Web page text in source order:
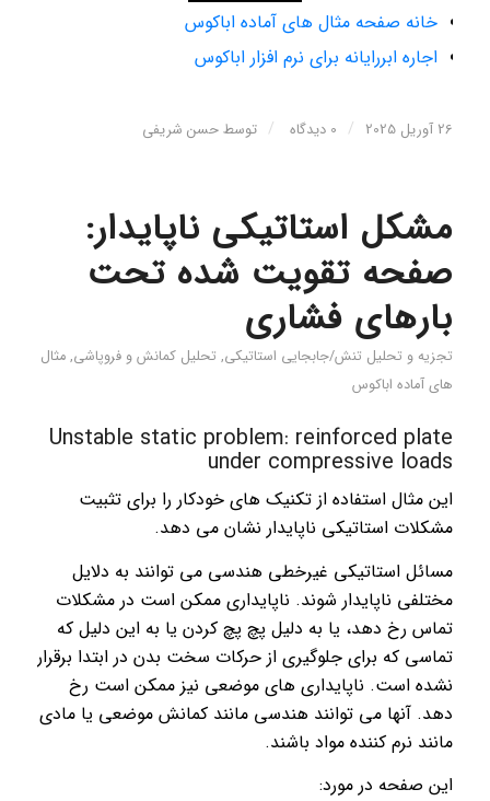
خانه صفحه مثال های آماده اباکوس
اجاره ابررایانه برای نرم افزار اباکوس
26 آوریل 2025 / 0 دیدگاه / توسطحسن شریفی
مشکل استاتیکی ناپایدار:
صفحه تقویت شده تحت
بارهای فشاری
تجزیه و تحلیل تنش/جابجایی استاتیکی, تحليل كمانش و فروپاشی, مثال
های آماده اباکوس
Unstable static problem: reinforced plate
under compressive loads
این مثال استفاده از تکنیک های خودکار را برای تثبیت
مشکلات استاتیکی ناپایدار نشان می دهد.
مسائل استاتیکی غیرخطی هندسی می توانند به دلایل
مختلفی ناپایدار شوند. ناپایداری ممکن است در مشکلات
تماس رخ دهد، یا به دلیل پچ پچ کردن یا به این دلیل که
تماسی که برای جلوگیری از حرکات سخت بدن در ابتدا برقرار
نشده است. ناپایداری های موضعی نیز ممکن است رخ
دهد. آنها می توانند هندسی مانند کمانش موضعی یا مادی
مانند نرم کننده مواد باشند.
این صفحه در مورد: